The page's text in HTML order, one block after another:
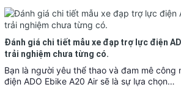
Đánh giá chi tiết mẫu xe đạp trợ lực điện
trải nghiệm chưa từng có.
Bạn là người yêu thể thao và đam mê công
điện ADO Ebike A20 Air sẽ là sự lựa chọn…